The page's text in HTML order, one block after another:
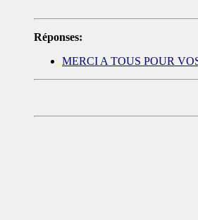
Réponses:
MERCI A TOUS POUR